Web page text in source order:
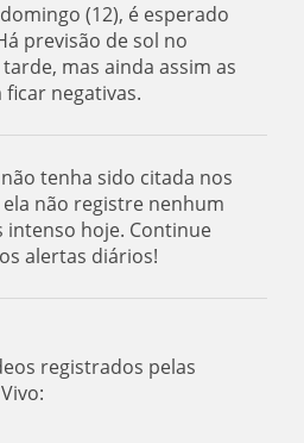
(12), é esperado
previsão de sol no
mas ainda assim as
negativas.
tenha sido citada nos
não registre nenhum
intenso hoje. Continue
alertas diários!
registrados pelas